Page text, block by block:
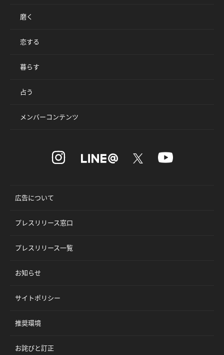
磨く
恋する
暮らす
占う
メンバーコンテンツ
広告について
プレスリリース窓口
プレスリリース一覧
お知らせ
サイトポリシー
推奨環境
お詫びと訂正